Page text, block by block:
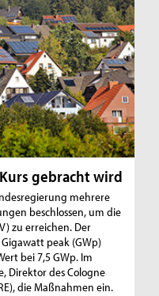
gebracht wird
mehrere
beschlossen, um die
zu erreichen. Der
peak (GWp)
bei 7,5 GWp. Im
Direktor des Cologne
die Maßnahmen ein.